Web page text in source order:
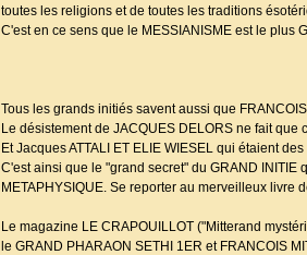
toutes les religions et de toutes les traditions
C'est en ce sens que le MESSIANISME est le plus
Tous les grands initiés savent aussi que
Le désistement de JACQUES DELORS ne fait que
Et Jacques ATTALI ET ELIE WIESEL qui étaient
C'est ainsi que le "grand secret" du GRAND INITIE
METAPHYSIQUE. Se reporter au merveilleux livre
Le magazine LE CRAPOUILLOT ("Mitterand
le GRAND PHARAON SETHI 1ER et FRANCOIS